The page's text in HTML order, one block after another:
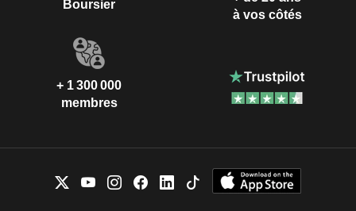
Boursier
à vos côtés
+ 1 300 000
membres